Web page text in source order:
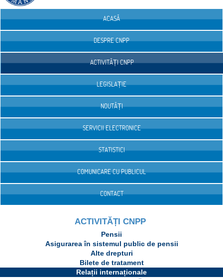
ACASĂ
DESPRE CNPP
ACTIVITĂȚI CNPP
LEGISLAȚIE
NOUTĂȚI
SERVICII ELECTRONICE
STATISTICI
COMUNICARE CU PUBLICUL
CONTACT
ACTIVITĂȚI CNPP
Pensii
Asigurarea în sistemul public de pensii
Alte drepturi
Bilete de tratament
Relații internaționale